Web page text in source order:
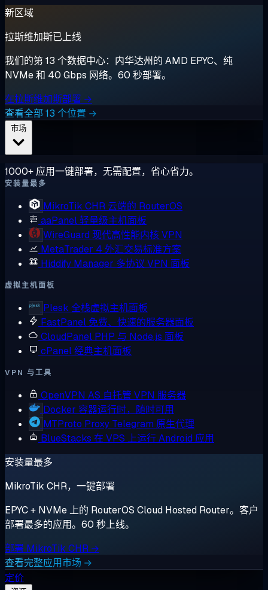
新区域
拉斯维加斯已上线
我们的第 13 个数据中心：内华达州的 AMD EPYC、纯
NVMe 和 40 Gbps 网络。60 秒部署。
在拉斯维加斯部署 →
查看全部 13 个位置 →
1000+ 应用一键部署，无需配置，省心省力。
安装量最多
MikroTik CHR 云端的 RouterOS
aaPanel轻量级主机面板
WireGuard 现代高性能内核 VPN
MetaTrader 4 外汇交易标准方案
Hiddify Manager 多协议 VPN 面板
虚拟主机面板
Plesk 全栈虚拟主机面板
FastPanel 免费、快速的服务器面板
CloudPanel PHP 与 Node.js 面板
cPanel经典主机面板
VPN 与工具
OpenVPN AS 自托管 VPN 服务器
Docker 容器运行时，随时可用
MTProto Proxy Telegram 原生代理
BlueStacks 在 VPS 上运行 Android 应用
安装量最多
MikroTik CHR，一键部署
EPYC + NVMe 上的 RouterOS Cloud Hosted Router。客户
部署最多的应用。60 秒上线。
部署 MikroTik CHR →
查看完整应用市场 →
定价